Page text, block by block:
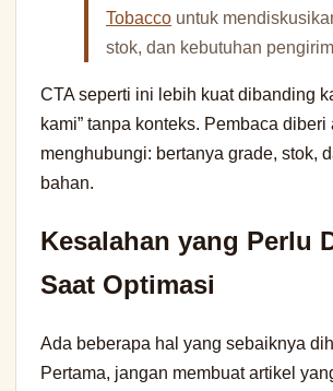
Tobacco untuk
stok, dan kebutuhan
CTA seperti ini lebih kuat dibanding
kami” tanpa konteks. Pembaca
menghubungi: bertanya grade, stok,
bahan.
Kesalahan yang Perlu
Saat Optimasi
Ada beberapa hal yang sebaiknya
Pertama, jangan membuat artikel